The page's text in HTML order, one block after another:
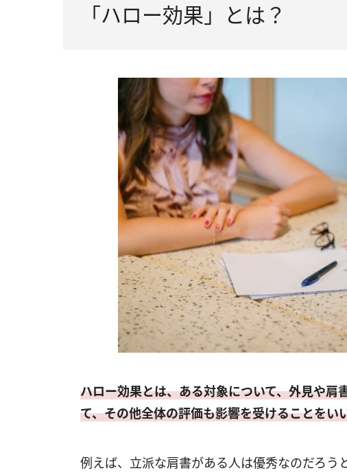
「ハロー効果」とは？
ハロー効果とは、ある対象について、外見や肩
て、その他全体の評価も影響を受けることをい
例えば、立派な肩書がある人は優秀なのだろう